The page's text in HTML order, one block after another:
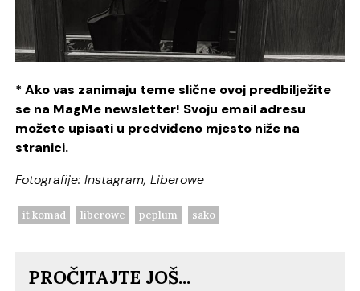
* Ako vas zanimaju teme slične ovoj predbilježite
se na MagMe newsletter! Svoju email adresu
možete upisati u predviđeno mjesto niže na
stranici.
Fotografije: Instagram, Liberowe
it komad liberowe peplum sako
PROČITAJTE JOŠ...